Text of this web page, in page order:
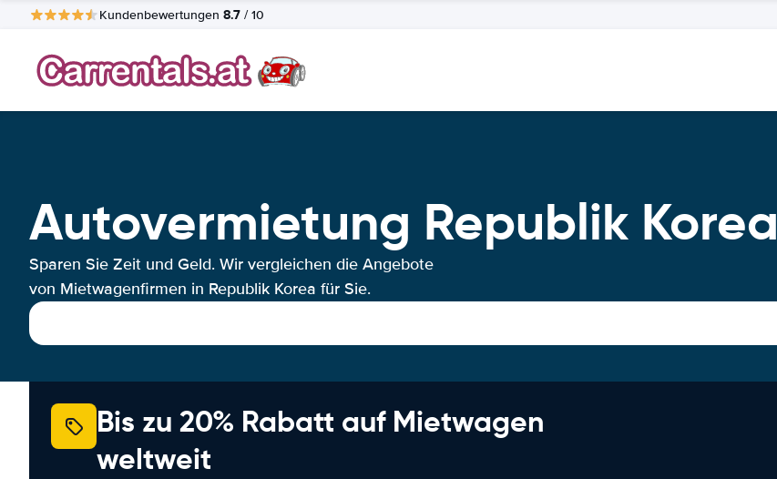
Kundenbewertungen 8.7 / 10
Autovermietung Republik Korea
Sparen Sie Zeit und Geld. Wir vergleichen die Angebote
von Mietwagenfirmen in Republik Korea für Sie.
Bis zu 20% Rabatt auf Mietwagen
weltweit